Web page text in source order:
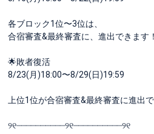
各ブロック1位〜3位は、
合宿審査&最終審査に、進出できます！
🌟敗者復活
8/23(月)18:00〜8/29(日)19:59
上位1位が合宿審査&最終審査に進出
୨୧┈┈┈┈┈┈┈┈┈┈୨୧┈┈┈┈┈┈┈┈┈┈୨୧